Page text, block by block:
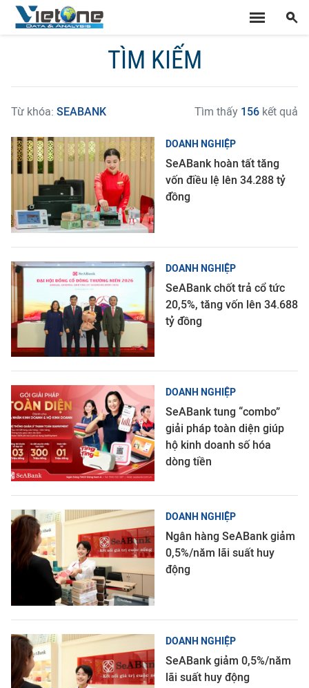
TÌM KIẾM
Từ khóa: SEABANK Tìm thấy 156 kết quả
DOANH NGHIỆP
SeABank hoàn tất tăng
vốn điều lệ lên 34.288 tỷ
đồng
DOANH NGHIỆP
SeABank chốt trả cổ tức
20,5%, tăng vốn lên 34.688
tỷ đồng
DOANH NGHIỆP
SeABank tung “combo”
giải pháp toàn diện giúp
hộ kinh doanh số hóa
dòng tiền
DOANH NGHIỆP
Ngân hàng SeABank giảm
0,5%/năm lãi suất huy
động
DOANH NGHIỆP
SeABank giảm 0,5%/năm
lãi suất huy động